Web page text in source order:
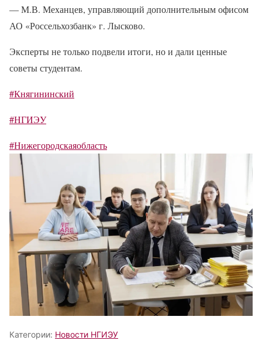
— М.В. Механцев, управляющий дополнительным офисом
АО «Россельхозбанк» г. Лысково.
Эксперты не только подвели итоги, но и дали ценные
советы студентам.
#Княгининский
#НГИЭУ
#Нижегородскаяобласть
Категории: Новости НГИЭУ